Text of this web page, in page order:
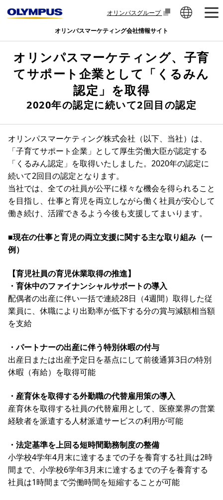
オリンパスグループ
オリンパスマーケティング会社情報サイト
オリンパスマーケティング、子育
てサポート企業として「くるみん
認定」を取得
2020年の認定に続いて2回目の認定
オリンパスマーケティング株式会社（以下、当社）は、
「子育てサポート企業」として厚生労働大臣が認定する
「くるみん認定」を取得いたしました。2020年の認定に
続いて2回目の認定となります。
当社では、全ての社員が公平に様々な機会を得られること
を目指し、仕事と育児を両立しながら働く社員が安心して
働き続け、活躍できるよう今後も支援してまいります。
■現在の仕事と育児の両立支援に関する主な取り組み（一
例）
【育児社員の育児休業取得の推進】
・育休中のファイナンシャルサポートの導入
配偶者の出産に伴い一括で連続28日（4週間）取得した従
業員に、休職により出勤率が低下する分の賞与減額相当額
を支給
・パートナーの出産に伴う特別休暇の付与
出産日または出産予定日を基点にして前後通算3日の特別
休暇（有給）を取得可能
・産育休を取得する外勤職の代替雇用策の導入
産育休を取得する社員の代替雇用として、医療業界の営業
経験者を派遣する人材派遣サービスの利用が可能
・法定基準を上回る短時間勤務制度の整備
小学校4学年4月末に達するまでの子を養育する社員は2時
間まで、小学校6学年3月末に達するまでの子を養育する
社員は1時間まで労働時間を短縮することが可能